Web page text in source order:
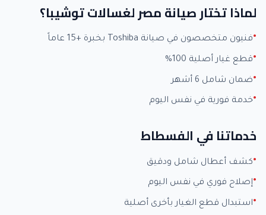
لماذا تختار صيانة مصر لغسالات توشيبا؟
فنيون متخصصون في صيانة Toshiba بخبرة +15 عاماً
قطع غيار أصلية 100%
ضمان شامل 6 أشهر
خدمة فورية في نفس اليوم
خدماتنا في الفسطاط
كشف أعطال شامل ودقيق
إصلاح فوري في نفس اليوم
استبدال قطع الغيار بأخرى أصلية